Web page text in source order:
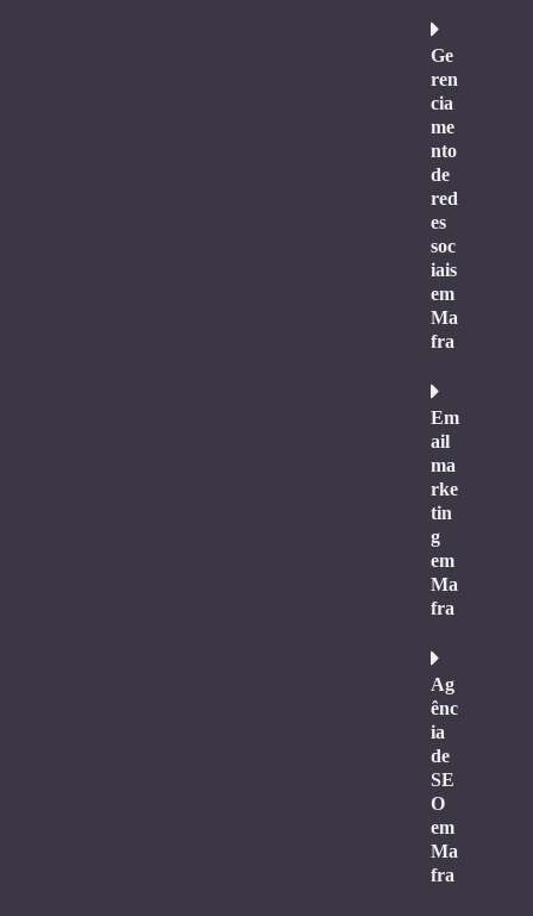
Ge
ren
cia
me
nto
de
red
es
soc
iais
em
Ma
fra
Em
ail
ma
rke
tin
g
em
Ma
fra
Ag
ênc
ia
de
SE
O
em
Ma
fra